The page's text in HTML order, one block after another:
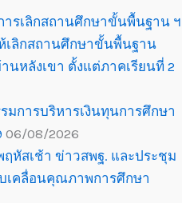
รเลิกสถานศึกษาขั้นพื้นฐาน ฯ
เลิกสถานศึกษาขั้นพื้นฐาน
นหลังเขา ตั้งแต่ภาคเรียนที่ 2
มการบริหารเงินทุนการศึกษา
06/08/2026
หัสเช้า ข่าวสพฐ. และประชุม
บเคลื่อนคุณภาพการศึกษา